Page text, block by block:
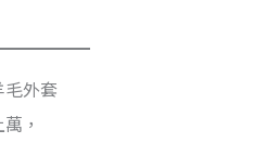
外套
，